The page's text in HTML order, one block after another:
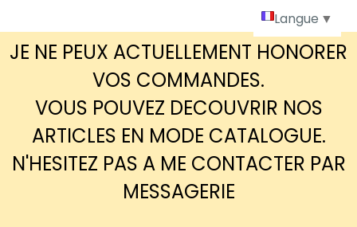
JE NE PEUX ACTUELLEMENT HONORER
VOS COMMANDES.
VOUS POUVEZ DECOUVRIR NOS
ARTICLES EN MODE CATALOGUE.
N'HESITEZ PAS A ME CONTACTER PAR
MESSAGERIE
Langue ▼